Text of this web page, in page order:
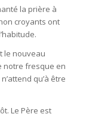
la prière à
croyants ont
le nouveau
notre fresque en
qu’à être
Le Père est